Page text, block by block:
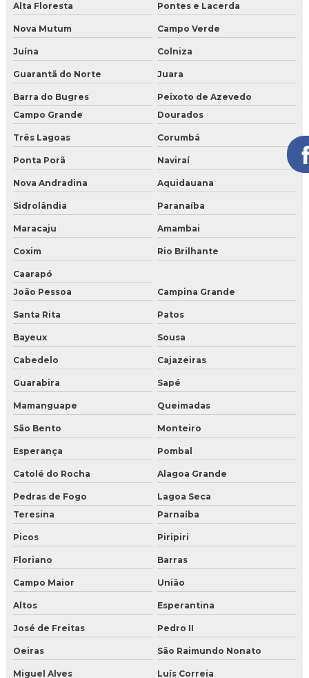
Alta Floresta Pontes e Lacerda
Nova Mutum Campo Verde
Juína Colniza
Guarantã do Norte Juara
Barra do Bugres
Peixoto de Azevedo
Campo Grande
Dourados
Três Lagoas Corumbá
Ponta Porã Naviraí
Nova Andradina Aquidauana
Sidrolândia Paranaíba
Maracaju Amambai
Coxim Rio Brilhante
Caarapó
João Pessoa
Campina Grande
Santa Rita Patos
Bayeux Sousa
Cabedelo Cajazeiras
Guarabira Sapé
Mamanguape Queimadas
São Bento Monteiro
Esperança Pombal
Catolé do Rocha Alagoa Grande
Pedras de Fogo
Lagoa Seca
Teresina
Parnaíba
Picos Piripiri
Floriano Barras
Campo Maior União
Altos Esperantina
José de Freitas Pedro II
Oeiras São Raimundo Nonato
Miguel Alves Luís Correia